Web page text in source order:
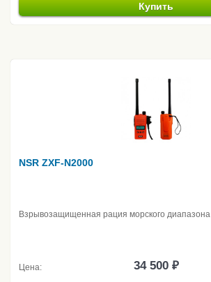
Купить
NSR ZXF-N2000
Взрывозащищенная рация морского диапазона
Цена: 34 500 ₽